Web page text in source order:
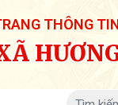
THÔNG